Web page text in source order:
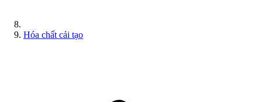
Hóa chất cải tạo